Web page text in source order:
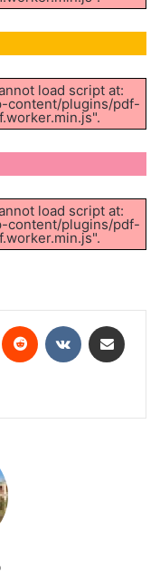
load script at:
content/plugins/pdf-
load script at:
content/plugins/pdf-
Pinterest Reddit VKontakte